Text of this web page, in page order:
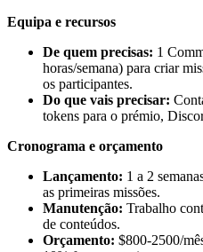
Equipa e recursos
De quem precisas: 1
horas/semana) para criar
os participantes.
Do que vais precisar:
tokens para o prémio,
Cronograma e orçamento
Lançamento: 1 a 2
as primeiras missões.
Manutenção: Trabalho
de conteúdos.
Orçamento: $800-2500/